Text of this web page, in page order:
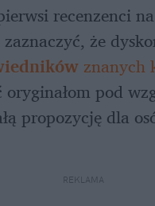
recenzenci
że
znanych
pod
propozycję dla
REKLAMA